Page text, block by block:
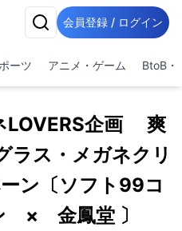
会員登録 / ログイン
ーツ アニメ・ゲーム BtoB・
LOVERS企画 爽
ス・メガネクリ
ン〔ソフト99コ
× 金鳳堂 〕